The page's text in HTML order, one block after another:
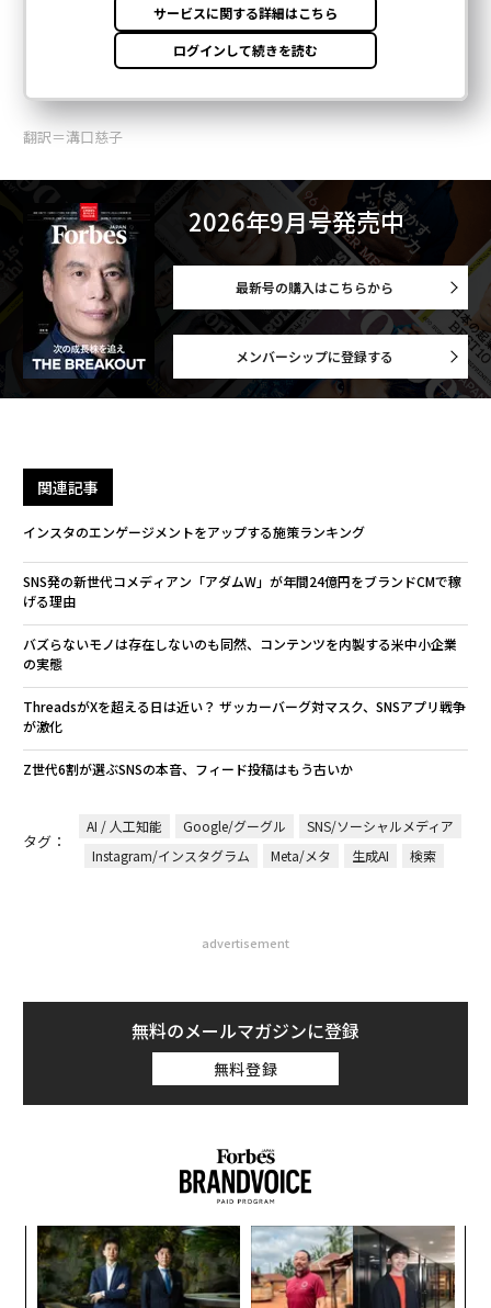
翻訳＝溝口慈子
2026年9月号発売中
最新号の購入はこちらから
メンバーシップに登録する
関連記事
インスタのエンゲージメントをアップする施策ランキング
SNS発の新世代コメディアン「アダムW」が年間24億円をブランドCMで稼
げる理由
バズらないモノは存在しないのも同然、コンテンツを内製する米中小企業
の実態
ThreadsがXを超える日は近い？ ザッカーバーグ対マスク、SNSアプリ戦争
が激化
Z世代6割が選ぶSNSの本音、フィード投稿はもう古いか
タグ：
AI / 人工知能 Google/グーグル
SNS/ソーシャルメディア
Instagram/インスタグラム
Meta/メタ 生成AI 検索
advertisement
無料のメールマガジンに登録
無料登録